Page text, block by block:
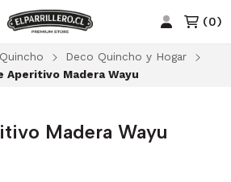
(0)
Deco Quincho y Hogar
Aperitivo Madera Wayu
Madera Wayu